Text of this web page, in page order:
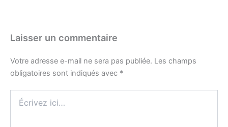
Laisser un commentaire
Votre adresse e-mail ne sera pas publiée. Les champs
obligatoires sont indiqués avec *
ici…